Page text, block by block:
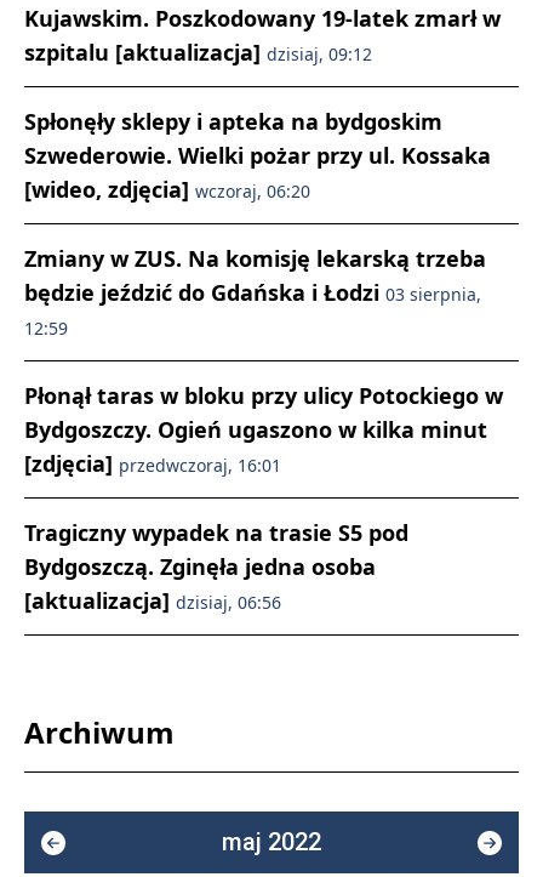
Kujawskim. Poszkodowany 19-latek zmarł w
szpitalu [aktualizacja] dzisiaj, 09:12
Spłonęły sklepy i apteka na bydgoskim
Szwederowie. Wielki pożar przy ul. Kossaka
[wideo, zdjęcia] wczoraj, 06:20
Zmiany w ZUS. Na komisję lekarską trzeba
będzie jeździć do Gdańska i Łodzi 03 sierpnia,
12:59
Płonął taras w bloku przy ulicy Potockiego w
Bydgoszczy. Ogień ugaszono w kilka minut
[zdjęcia] przedwczoraj, 16:01
Tragiczny wypadek na trasie S5 pod
Bydgoszczą. Zginęła jedna osoba
[aktualizacja] dzisiaj, 06:56
Archiwum
maj 2022